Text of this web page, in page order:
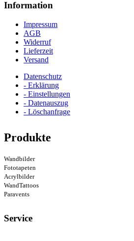
Information
Impressum
AGB
Widerruf
Lieferzeit
Versand
Datenschutz
- Erklärung
- Einstellungen
- Datenauszug
- Löschanfrage
Produkte
Wandbilder
Fototapeten
Acrylbilder
WandTattoos
Paravents
Service